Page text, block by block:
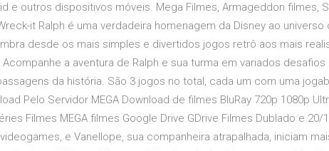
e outros dispositivos móveis. Mega Filmes, Armageddon filmes,
it Ralph é uma verdadeira homenagem da Disney ao universo
desde os mais simples e divertidos jogos retrô aos mais
a aventura de Ralph e sua turma em variados desafios
da história. São 3 jogos no total, cada um com uma
Pelo Servidor MEGA Download de filmes BluRay 720p 1080p
Filmes MEGA filmes Google Drive GDrive Filmes Dublado e 20/
e Vanellope, sua companheira atrapalhada, iniciam